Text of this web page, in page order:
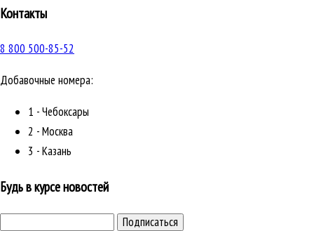
Контакты
8 800 500-85-52
Добавочные номера:
1 - Чебоксары
2 - Москва
3 - Казань
Будь в курсе новостей
Подписаться